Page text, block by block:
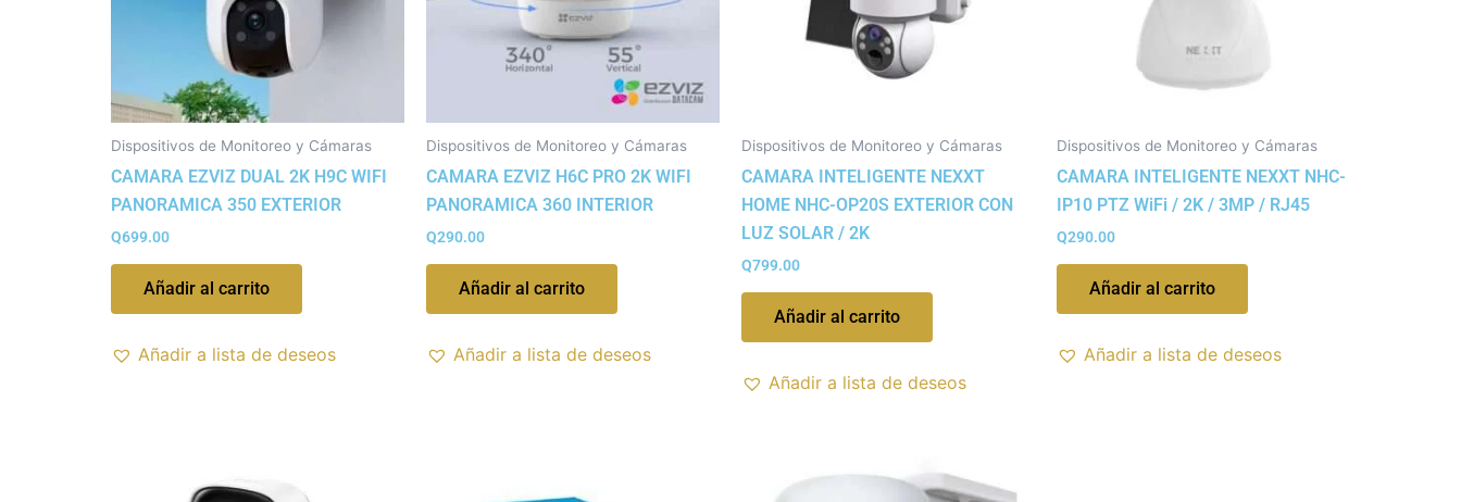
Dispositivos de Monitoreo y Cámaras
CAMARA EZVIZ DUAL 2K H9C WIFI
PANORAMICA 350 EXTERIOR
Q699.00
Añadir al carrito
Añadir a lista de deseos
Dispositivos de Monitoreo y Cámaras
CAMARA EZVIZ H6C PRO 2K WIFI
PANORAMICA 360 INTERIOR
Q290.00
Añadir al carrito
Añadir a lista de deseos
Dispositivos de Monitoreo y Cámaras
CAMARA INTELIGENTE NEXXT
HOME NHC-OP20S EXTERIOR CON
LUZ SOLAR / 2K
Q799.00
Añadir al carrito
Añadir a lista de deseos
Dispositivos de Monitoreo y Cámaras
CAMARA INTELIGENTE NEXXT NHC-
IP10 PTZ WiFi / 2K / 3MP / RJ45
Q290.00
Añadir al carrito
Añadir a lista de deseos